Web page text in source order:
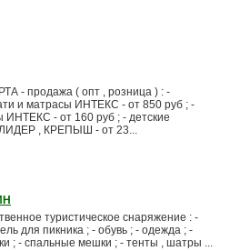
- продажа ( опт , розница ) : -
и матрасы ИНТЕКС - от 850 руб ; -
ИНТЕКС - от 160 руб ; - детские
ЛИДЕР , КРЕПЫШ - от 23...
туристическое снаряжение : -
для пикника ; - обувь ; - одежда ; -
; - спальные мешки ; - тенты , шатры ...